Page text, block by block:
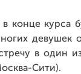
в конце курса
девушек
в один
Сити).